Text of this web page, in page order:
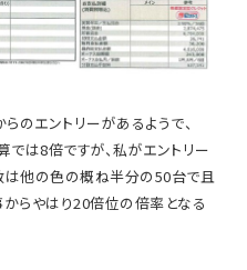
エントリーがあるようで、
は8倍ですが、私がエントリー
は他の色の概ね半分の50台で且
らやはり20倍位の倍率となる